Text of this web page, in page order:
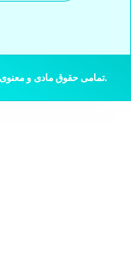
تمامی حقوق مادی و معنوی این سایت متعلق به مرکز درمان ناباروری نوین است.